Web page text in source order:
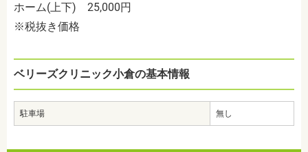
ホーム(上下) 25,000円
※税抜き価格
ベリーズクリニック小倉の基本情報
駐車場 無し